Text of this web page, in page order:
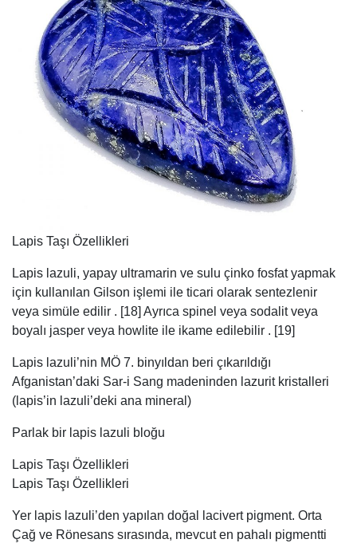
Lapis Taşı Özellikleri
Lapis lazuli, yapay ultramarin ve sulu çinko fosfat yapmak
için kullanılan Gilson işlemi ile ticari olarak sentezlenir
veya simüle edilir . [18] Ayrıca spinel veya sodalit veya
boyalı jasper veya howlite ile ikame edilebilir . [19]
Lapis lazuli’nin MÖ 7. binyıldan beri çıkarıldığı
Afganistan’daki Sar-i Sang madeninden lazurit kristalleri
(lapis’in lazuli’deki ana mineral)
Parlak bir lapis lazuli bloğu
Lapis Taşı Özellikleri
Lapis Taşı Özellikleri
Yer lapis lazuli’den yapılan doğal lacivert pigment. Orta
Çağ ve Rönesans sırasında, mevcut en pahalı pigmentti